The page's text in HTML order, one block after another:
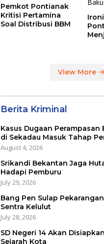
Pemkot Pontianak
Kritisi Pertamina
Soal Distribusi BBM
View More
Berita Kriminal
Kasus Dugaan Perampasan
di Sekadau Masuk Tahap
August 4, 2026
Srikandi Bekantan Jaga
Hadapi Pemburu
July 29, 2026
Bang Pen Sulap
Sentra Kelulut
July 28, 2026
SD Negeri 14 Akan
Sejarah Kota